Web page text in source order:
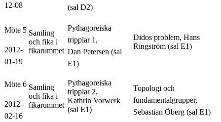
12-08
(sal D2)
Möte 5
2012-
01-19
Samling
och fika i
fikarummet
Pythagoreiska
tripplar 1,
Dan Petersen (sal
E1)
Didos problem, Hans
Ringström (sal E1)
Möte 6
2012-
02-16
Samling
och fika i
fikarummet
Pythagoreiska
tripplar 2,
Kathrin Vorwerk
(sal E1)
Topologi och
fundamentalgrupper,
Sebastian Öberg (sal E1)